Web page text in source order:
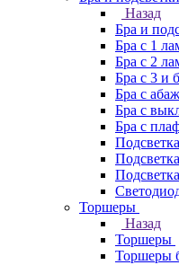
Назад
Бра и
Бра с 1
Бра с 2
Бра с 3 и
Бра с
Бра с
Бра с
Торшеры
Назад
Торшеры
Торшеры